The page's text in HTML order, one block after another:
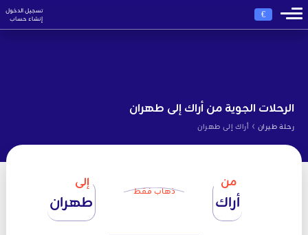
€
تسجيل الدخول
إنشاء حساب
الرحلات الجوية من أراك إلى طهران
رحلة طيران › أراك إلى طهران
من
أراك ذهاب فقط
إلى
طهران